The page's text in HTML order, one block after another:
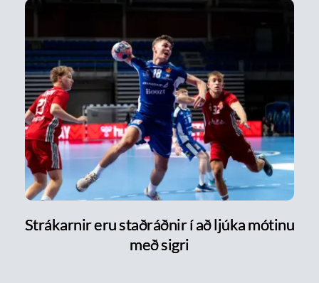
Strákarnir eru staðráðnir í að ljúka mótinu
með sigri